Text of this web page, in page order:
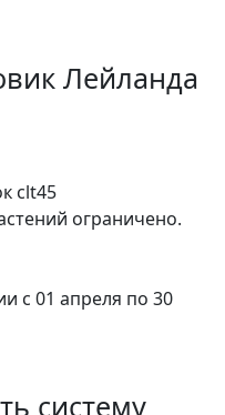
Лейланда
clt45
ограничено.
с 01 апреля по 30
систему